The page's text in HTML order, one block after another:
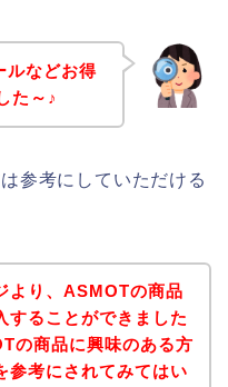
ルなどお得
た～♪
参考にしていただける
より、ASMOTの商品
することができました
の商品に興味のある方
参考にされてみてはい